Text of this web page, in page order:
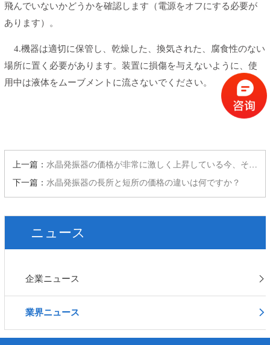
飛んでいないかどうかを確認します（電源をオフにする必要が
あります）。
4.機器は適切に保管し、乾燥した、換気された、腐食性のない
場所に置く必要があります。装置に損傷を与えないように、使
用中は液体をムーブメントに流さないでください。
上一篇： 水晶発振器の価格が非常に激しく上昇している今、それはいつ頭になるのでしょうか？
下一篇： 水晶発振器の長所と短所の価格の違いは何ですか？
ニュース
企業ニュース
業界ニュース